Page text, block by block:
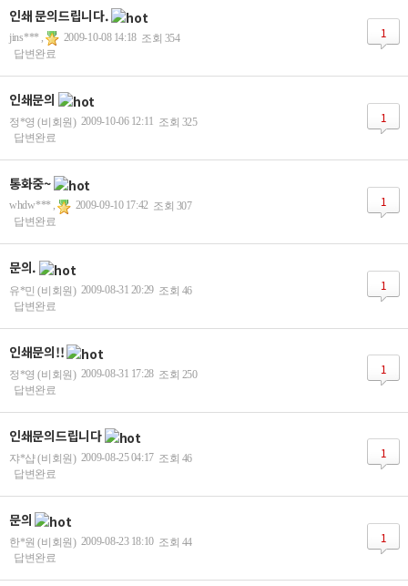
인쇄 문의드립니다.
jins*** , 2009-10-08 14:18 조회 354
답변완료
1
인쇄문의
정*영 (비회원) 2009-10-06 12:11 조회 325
답변완료
1
통화중~
whdw*** , 2009-09-10 17:42 조회 307
답변완료
1
문의.
유*민 (비회원) 2009-08-31 20:29 조회 46
답변완료
1
인쇄문의!!
정*영 (비회원) 2009-08-31 17:28 조회 250
답변완료
1
인쇄문의드립니다
쟈*샵 (비회원) 2009-08-25 04:17 조회 46
답변완료
1
문의
한*원 (비회원) 2009-08-23 18:10 조회 44
답변완료
1